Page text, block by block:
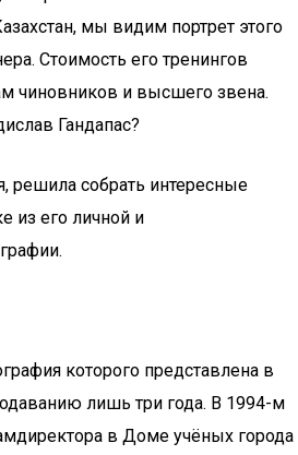
мы видим портрет этого
Стоимость его тренингов
чиновников и высшего звена.
Гандапас?
решила собрать интересные
из его личной и
которого представлена в
лишь три года. В 1994-м
в Доме учёных города